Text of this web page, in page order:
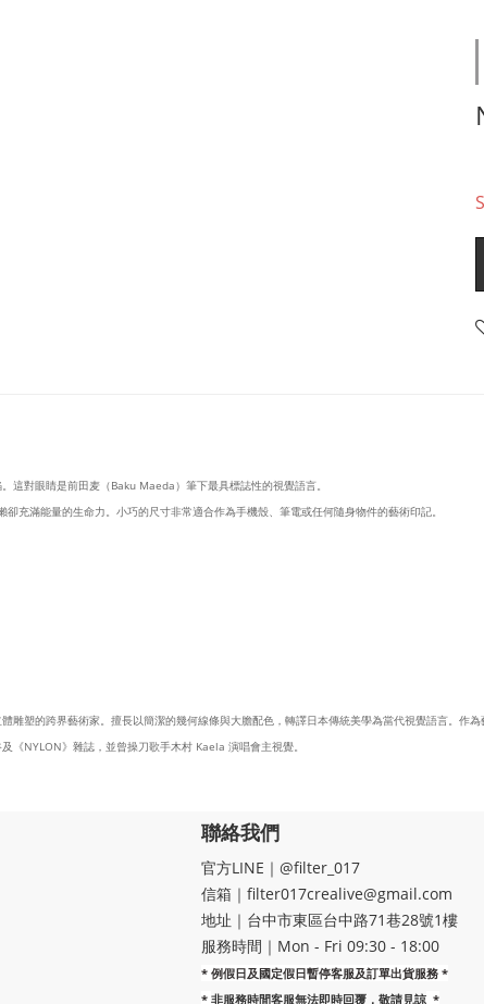
這對眼睛是前田麦（Baku Maeda）筆下最具標誌性的視覺語言。
充滿能量的生命力。小巧的尺寸非常適合作為手機殼、筆電或任何隨身物件的藝術印記。
雕塑的跨界藝術家。擅長以簡潔的幾何線條與大膽配色，轉譯日本傳統美學為當代視覺語言。
《NYLON》雜誌，並曾操刀歌手木村 Kaela 演唱會主視覺。
聯絡我們
官方LINE｜@filter_017
信箱｜filter017crealive@gmail.com
地址｜​台中市東區台中路71巷28號1樓
服務時間｜Mon - Fri 09:30 - 18:00
* 例假日及國定假日暫停客服及訂單出貨服務 *
* 非服務時間客服無法即時回覆，敬請見諒 *